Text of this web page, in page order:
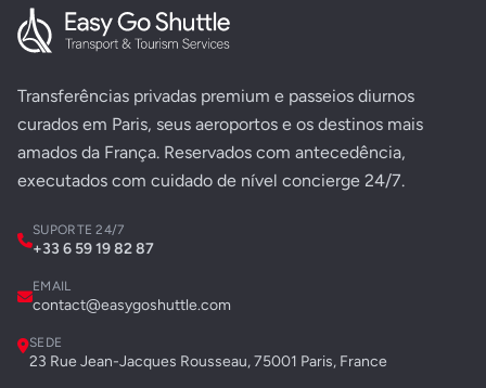
Transferências privadas premium e passeios diurnos
curados em Paris, seus aeroportos e os destinos mais
amados da França. Reservados com antecedência,
executados com cuidado de nível concierge 24/7.
SUPORTE 24/7
+33 6 59 19 82 87
EMAIL
contact@easygoshuttle.com
SEDE
23 Rue Jean-Jacques Rousseau, 75001 Paris, France